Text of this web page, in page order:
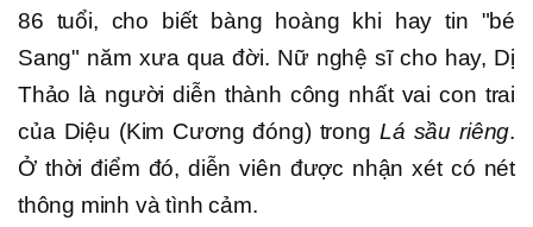
86 tuổi, cho biết bàng hoàng khi hay tin "bé
Sang" năm xưa qua đời. Nữ nghệ sĩ cho hay, Dị
Thảo là người diễn thành công nhất vai con trai
của Diệu (Kim Cương đóng) trong Lá sầu riêng.
Ở thời điểm đó, diễn viên được nhận xét có nét
thông minh và tình cảm.